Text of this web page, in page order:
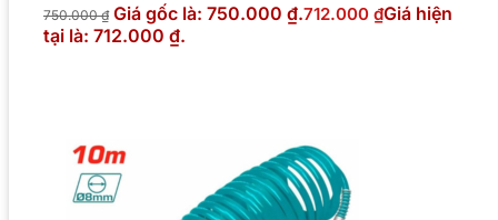
750.000₫ Giá gốc là: 750.000 ₫.712.000 ₫Giá hiện
tại là: 712.000 ₫.